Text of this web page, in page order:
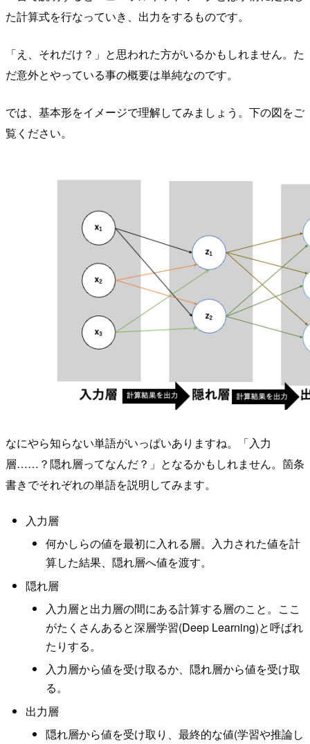
た計算式を行なっていき、出力をするものです。
「え、それだけ？」と思われた方がいるかもしれません。た
だ意外とやっている事の概要は単純なのです。
では、基本形をイメージで理解してみましょう。下の図をご
覧ください。
なにやら知らない単語がいっぱいありますね。「入力
層……？隠れ層ってなんだ？」となるかもしれません。箇条
書きでそれぞれの単語を説明してみます。
入力層
何かしらの値を最初に入れる層。入力された値を計
算した結果、隠れ層へ値を渡す。
隠れ層
入力層と出力層の間にある計算する層のこと。ここ
がたくさんあると深層学習(Deep Learning)と呼ばれ
たりする。
入力層から値を受け取るか、隠れ層から値を受け取
る。
出力層
隠れ層から値を受け取り、最終的な値(学習や推論し